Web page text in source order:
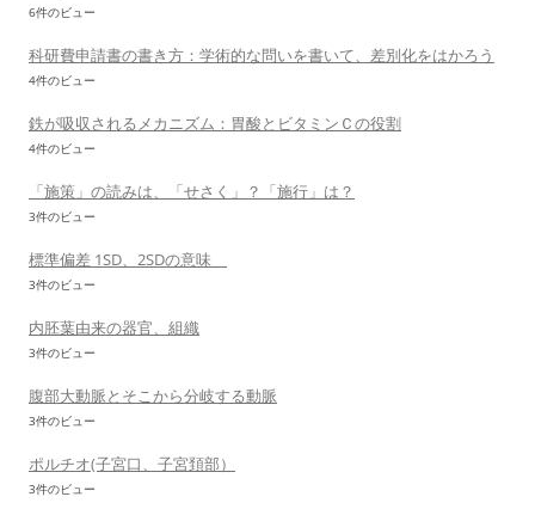
6件のビュー
科研費申請書の書き方：学術的な問いを書いて、差別化をはかろう
4件のビュー
鉄が吸収されるメカニズム：胃酸とビタミンＣの役割
4件のビュー
「施策」の読みは、「せさく」？「施行」は？
3件のビュー
標準偏差 1SD、2SDの意味
3件のビュー
内胚葉由来の器官、組織
3件のビュー
腹部大動脈とそこから分岐する動脈
3件のビュー
ポルチオ(子宮口、子宮頚部）
3件のビュー